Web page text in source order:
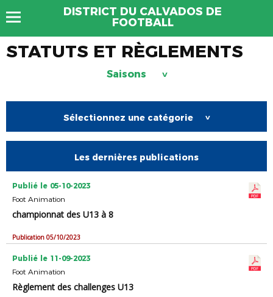
DISTRICT DU CALVADOS DE
FOOTBALL
STATUTS ET RÈGLEMENTS
Saisons >
Sélectionnez une catégorie >
Les dernières publications
Publié le 05-10-2023
Foot Animation
championnat des U13 à 8
Publication 05/10/2023
Publié le 11-09-2023
Foot Animation
Règlement des challenges U13